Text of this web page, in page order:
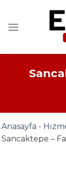
Anasayfa -
Sancaktepe –